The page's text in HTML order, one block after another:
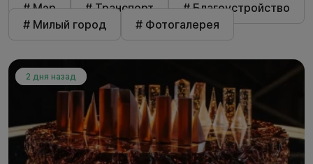
# Мэр # Транспорт
# Благоустройство
# Милый город
# Фотогалерея
2 дня назад